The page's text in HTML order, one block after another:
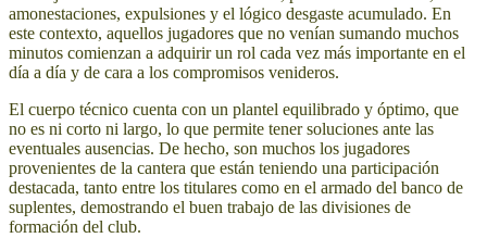
amonestaciones, expulsiones y el lógico desgaste acumulado. En
este contexto, aquellos jugadores que no venían sumando muchos
minutos comienzan a adquirir un rol cada vez más importante en el
día a día y de cara a los compromisos venideros.
El cuerpo técnico cuenta con un plantel equilibrado y óptimo, que
no es ni corto ni largo, lo que permite tener soluciones ante las
eventuales ausencias. De hecho, son muchos los jugadores
provenientes de la cantera que están teniendo una participación
destacada, tanto entre los titulares como en el armado del banco de
suplentes, demostrando el buen trabajo de las divisiones de
formación del club.